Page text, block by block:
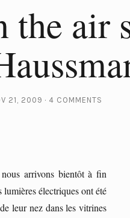
the air
21, 2009 4 COMMENTS
arrivons bientôt à fin
électriques ont été
leur nez dans les vitrines